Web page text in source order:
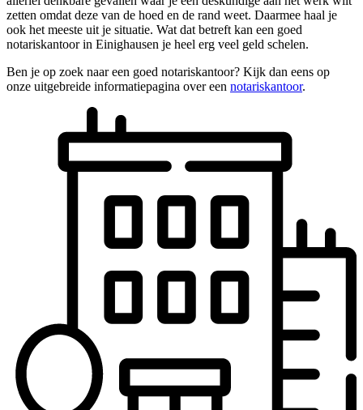
zetten omdat deze van de hoed en de rand weet. Daarmee haal je
ook het meeste uit je situatie. Wat dat betreft kan een goed
notariskantoor in Einighausen je heel erg veel geld schelen.
Ben je op zoek naar een goed notariskantoor? Kijk dan eens op
onze uitgebreide informatiepagina over een notariskantoor.